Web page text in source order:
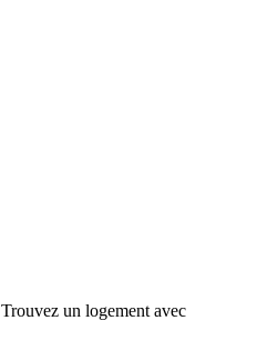
Trouvez un logement avec